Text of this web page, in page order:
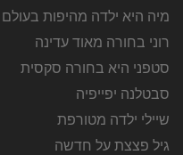
מיה היא ילדה מהיפות בעולם
רוני בחורה מאוד עדינה
סטפני היא בחורה סקסית
סבטלנה יפייפיה
שיילי ילדה מטורפת
גיל פצצת על חדשה